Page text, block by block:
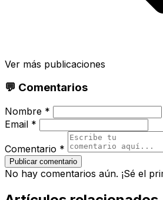
Ver más publicaciones
💬 Comentarios
Nombre *
Email *
Comentario *
Publicar comentario
No hay comentarios aún. ¡Sé el